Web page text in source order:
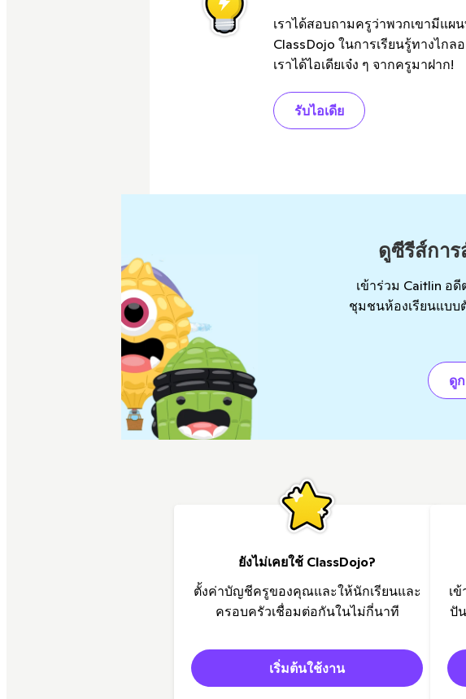
เราได้สอบถามครูว่าพวกเขามีแผ
ClassDojo ในการเรียนรู้ทางไกล
เราได้ไอเดียเจ๋ง ๆ จากครูมาฝาก!
รับไอเดีย
ดูซีรีส์การ
เข้าร่วม Caitlin อ
ชุมชนห้องเรียนแบบ
ดู
ยังไม่เคยใช้ ClassDojo?
ตั้งค่าบัญชีครูของคุณและให้นักเรียนและ
ครอบครัวเชื่อมต่อกันในไม่กี่นาที
เริ่มต้นใช้งาน
เ
ปั